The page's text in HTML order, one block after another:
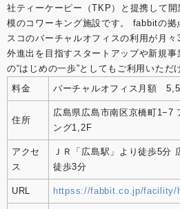
限に提供するシェアオフ
れ！覚えておきたいシェア
ペースのマナー “バーチャ
ス” “レンタルオフィス”ど
レッジソサエティ久田社長
会議 #2 ～週休4日制正社
(東京都中小企業診断士協
若者へ「週休４日制」の提
トリートアカデミー 久田
ド調査部 バーチャルオフィ
社ティーケーピー（TKP）と提携して
模のコワーキング施設です。 fabbitの拠
スコのバーチャルオフィスの利用が月
外進出を目指すスタートアップや新規
の“はじめの一歩”としてもご利用いただ
料金
バーチャルオフィス月額
住所
広島県広島市南区京橋町1−7
ング1,2F
アクセ
ス
ＪＲ「広島駅」より徒歩5分
徒歩3分
URL httpss://fabbit.co.jp/facility/